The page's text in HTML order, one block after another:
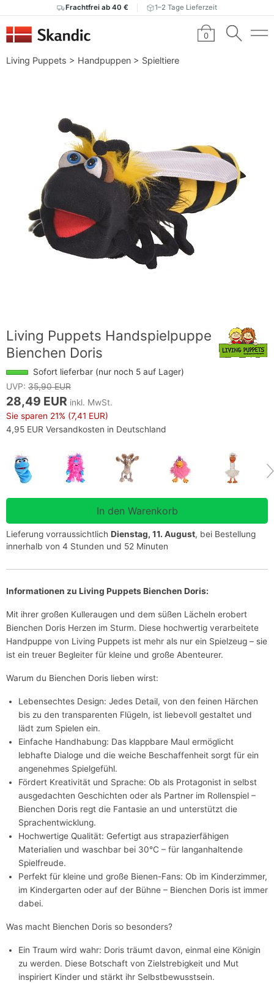
Frachtfrei ab 40 € 1–2 Tage Lieferzeit
0
Living Puppets > Handpuppen > Spieltiere
Living Puppets Handspielpuppe
Bienchen Doris
Sofort lieferbar (nur noch 5 auf Lager)
UVP: 35,90 EUR
28,49 EUR inkl. MwSt.
Sie sparen 21% (7,41 EUR)
4,95 EUR Versandkosten in Deutschland
Lieferung vorraussichtlich Dienstag, 11. August, bei Bestellung
innerhalb von 4 Stunden und 52 Minuten
Informationen zu Living Puppets Bienchen Doris:
Mit ihrer großen Kulleraugen und dem süßen Lächeln erobert
Bienchen Doris Herzen im Sturm. Diese hochwertig verarbeitete
Handpuppe von Living Puppets ist mehr als nur ein Spielzeug – sie
ist ein treuer Begleiter für kleine und große Abenteurer.
Warum du Bienchen Doris lieben wirst:
Lebensechtes Design: Jedes Detail, von den feinen Härchen
bis zu den transparenten Flügeln, ist liebevoll gestaltet und
lädt zum Spielen ein.
Einfache Handhabung: Das klappbare Maul ermöglicht
lebhafte Dialoge und die weiche Beschaffenheit sorgt für ein
angenehmes Spielgefühl.
Fördert Kreativität und Sprache: Ob als Protagonist in selbst
ausgedachten Geschichten oder als Partner im Rollenspiel –
Bienchen Doris regt die Fantasie an und unterstützt die
Sprachentwicklung.
Hochwertige Qualität: Gefertigt aus strapazierfähigen
Materialien und waschbar bei 30°C – für langanhaltende
Spielfreude.
Perfekt für kleine und große Bienen-Fans: Ob im Kinderzimmer,
im Kindergarten oder auf der Bühne – Bienchen Doris ist immer
dabei.
Was macht Bienchen Doris so besonders?
Ein Traum wird wahr: Doris träumt davon, einmal eine Königin
zu werden. Diese Botschaft von Zielstrebigkeit und Mut
inspiriert Kinder und stärkt ihr Selbstbewusstsein.